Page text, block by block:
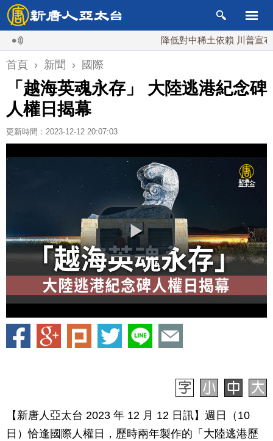
降低對中稀土依賴 川普宣布礦業
首頁 › 新聞 › 國際
「越海英魂永存」 大陸逃港紀念碑
人權日揭幕
更新時間：2023-12-12 20:07:03
【新唐人亞太台 2023 年 12 月 12 日訊】週日（10
日）恰逢國際人權日，歷時兩年製作的「大陸逃港歷